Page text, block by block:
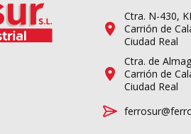
Ctra. N-430,
Carrión de
Ciudad Real
Ctra. de
Carrión de
Ciudad Real